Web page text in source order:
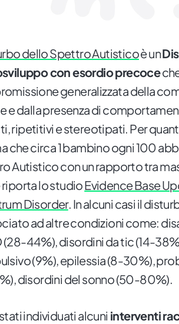
dello Spettro Autisticoè un
con esordio precoce
generalizzata della
e dalla presenza di
ripetitivi e stereotipati. Per
che circa 1 bambino ogni 100
Autistico con un rapporto tra
lo studioEvidence Base
Disorder. In alcuni casi il
ad altre condizioni come:
(28-44%), disordini da tic (14-
(9%), epilessia (8-30%),
disordini del sonno (50-80%).
individuati alcuni interventi